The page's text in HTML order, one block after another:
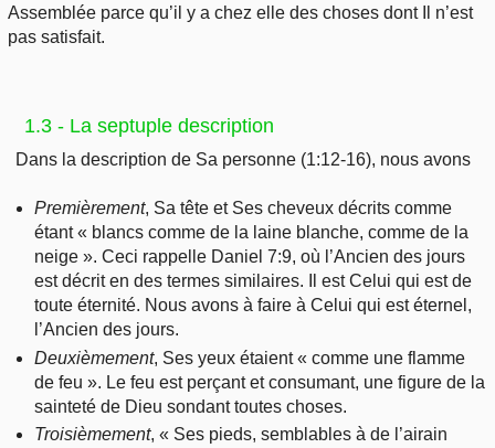
Assemblée parce qu’il y a chez elle des choses dont Il n’est
pas satisfait.
1.3 - La septuple description
Dans la description de Sa personne (1:12-16), nous avons
Premièrement, Sa tête et Ses cheveux décrits comme
étant « blancs comme de la laine blanche, comme de la
neige ». Ceci rappelle Daniel 7:9, où l’Ancien des jours
est décrit en des termes similaires. Il est Celui qui est de
toute éternité. Nous avons à faire à Celui qui est éternel,
l’Ancien des jours.
Deuxièmement, Ses yeux étaient « comme une flamme
de feu ». Le feu est perçant et consumant, une figure de la
sainteté de Dieu sondant toutes choses.
Troisièmement, « Ses pieds, semblables à de l’airain